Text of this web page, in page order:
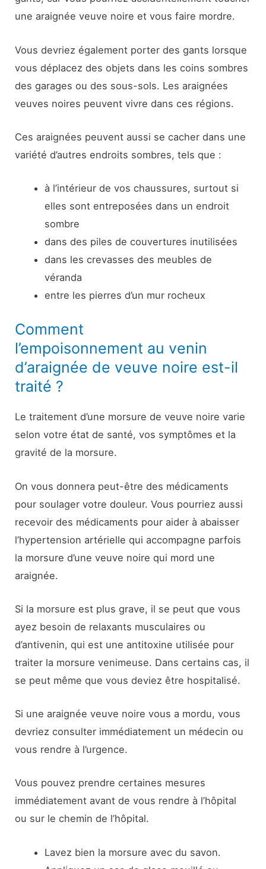
une araignée veuve noire et vous faire mordre.
Vous devriez également porter des gants lorsque
vous déplacez des objets dans les coins sombres
des garages ou des sous-sols. Les araignées
veuves noires peuvent vivre dans ces régions.
Ces araignées peuvent aussi se cacher dans une
variété d’autres endroits sombres, tels que :
à l’intérieur de vos chaussures, surtout si
elles sont entreposées dans un endroit
sombre
dans des piles de couvertures inutilisées
dans les crevasses des meubles de
véranda
entre les pierres d’un mur rocheux
Comment
l’empoisonnement au venin
d’araignée de veuve noire est-il
traité ?
Le traitement d’une morsure de veuve noire varie
selon votre état de santé, vos symptômes et la
gravité de la morsure.
On vous donnera peut-être des médicaments
pour soulager votre douleur. Vous pourriez aussi
recevoir des médicaments pour aider à abaisser
l’hypertension artérielle qui accompagne parfois
la morsure d’une veuve noire qui mord une
araignée.
Si la morsure est plus grave, il se peut que vous
ayez besoin de relaxants musculaires ou
d’antivenin, qui est une antitoxine utilisée pour
traiter la morsure venimeuse. Dans certains cas, il
se peut même que vous deviez être hospitalisé.
Si une araignée veuve noire vous a mordu, vous
devriez consulter immédiatement un médecin ou
vous rendre à l’urgence.
Vous pouvez prendre certaines mesures
immédiatement avant de vous rendre à l’hôpital
ou sur le chemin de l’hôpital.
Lavez bien la morsure avec du savon.